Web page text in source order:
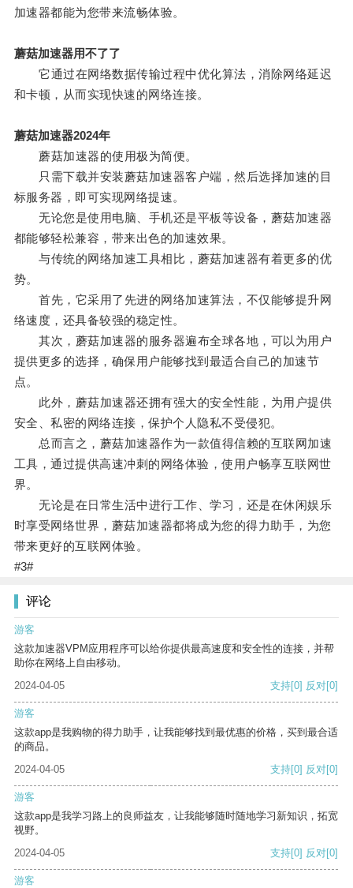
加速器都能为您带来流畅体验。
蘑菇加速器用不了了
它通过在网络数据传输过程中优化算法，消除网络延迟
和卡顿，从而实现快速的网络连接。
蘑菇加速器2024年
蘑菇加速器的使用极为简便。
只需下载并安装蘑菇加速器客户端，然后选择加速的目
标服务器，即可实现网络提速。
无论您是使用电脑、手机还是平板等设备，蘑菇加速器
都能够轻松兼容，带来出色的加速效果。
与传统的网络加速工具相比，蘑菇加速器有着更多的优
势。
首先，它采用了先进的网络加速算法，不仅能够提升网
络速度，还具备较强的稳定性。
其次，蘑菇加速器的服务器遍布全球各地，可以为用户
提供更多的选择，确保用户能够找到最适合自己的加速节
点。
此外，蘑菇加速器还拥有强大的安全性能，为用户提供
安全、私密的网络连接，保护个人隐私不受侵犯。
总而言之，蘑菇加速器作为一款值得信赖的互联网加速
工具，通过提供高速冲刺的网络体验，使用户畅享互联网世
界。
无论是在日常生活中进行工作、学习，还是在休闲娱乐
时享受网络世界，蘑菇加速器都将成为您的得力助手，为您
带来更好的互联网体验。
#3#
评论
游客
这款加速器VPM应用程序可以给你提供最高速度和安全性的连接，并帮
助你在网络上自由移动。
2024-04-05
支持[0] 反对[0]
游客
这款app是我购物的得力助手，让我能够找到最优惠的价格，买到最合适
的商品。
2024-04-05
支持[0] 反对[0]
游客
这款app是我学习路上的良师益友，让我能够随时随地学习新知识，拓宽
视野。
2024-04-05
支持[0] 反对[0]
游客